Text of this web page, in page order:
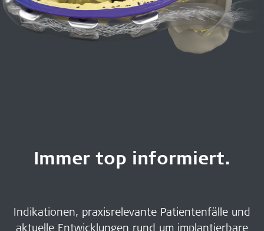
Immer top informiert.
Indikationen, praxisrelevante Patientenfälle und
aktuelle Entwicklungen rund um implantierbare